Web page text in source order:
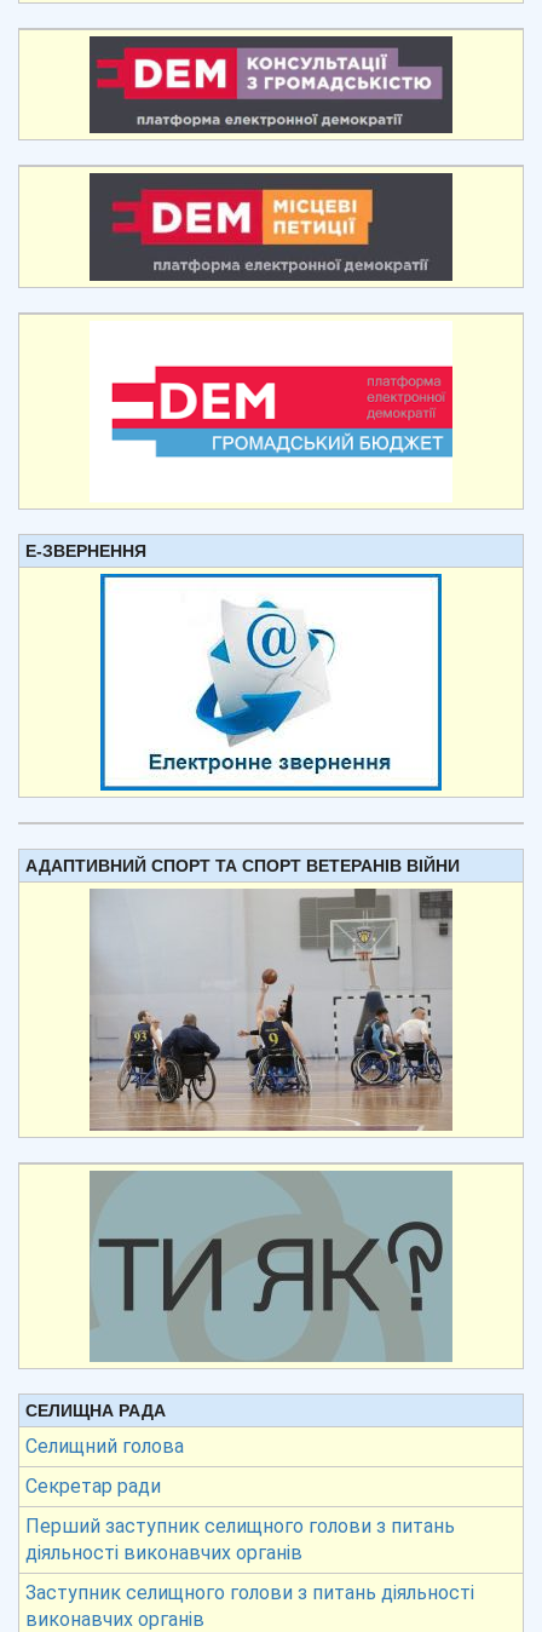
Е-ЗВЕРНЕННЯ
АДАПТИВНИЙ СПОРТ ТА СПОРТ ВЕТЕРАНІВ ВІЙНИ
СЕЛИЩНА РАДА
Селищний голова
Секретар ради
Перший заступник селищного голови з питань
діяльності виконавчих органів
Заступник селищного голови з питань діяльності
виконавчих органів